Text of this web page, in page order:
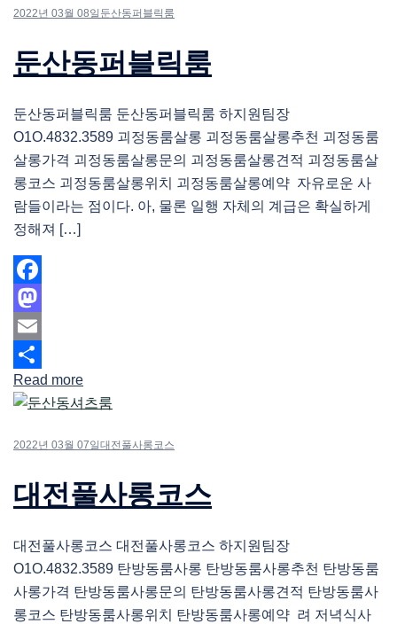
2022년 03월 08일 둔산동퍼블릭룸
둔산동퍼블릭룸
둔산동퍼블릭룸 둔산동퍼블릭룸 하지원팀장
O1O.4832.3589 괴정동룸살롱 괴정동룸살롱추천 괴정동룸
살롱가격 괴정동룸살롱문의 괴정동룸살롱견적 괴정동룸살
롱코스 괴정동룸살롱위치 괴정동룸살롱예약 자유로운 사
람들이라는 점이다. 아, 물론 일행 자체의 계급은 확실하게
정해져 […]
Facebook
Mastodon
Email
Share
Read more
2022년 03월 07일 대전풀사롱코스
대전풀사롱코스
대전풀사롱코스 대전풀사롱코스 하지원팀장
O1O.4832.3589 탄방동룸사롱 탄방동룸사롱추천 탄방동룸
사롱가격 탄방동룸사롱문의 탄방동룸사롱견적 탄방동룸사
롱코스 탄방동룸사롱위치 탄방동룸사롱예약 려 저녁식사